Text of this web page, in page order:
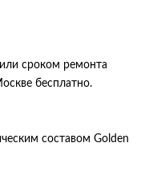
сроком ремонта
бесплатно.
составом Golden